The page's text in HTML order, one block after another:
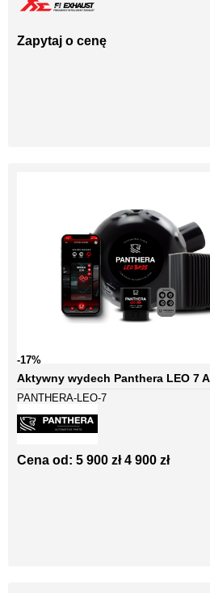
Zapytaj o cenę
-17%
Aktywny wydech Panthera LEO 7
PANTHERA-LEO-7
Cena od: 5 900 zł 4 900 zł